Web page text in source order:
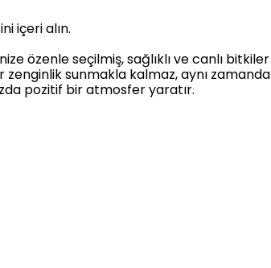
içeri alın.
özenle seçilmiş, sağlıklı ve canlı bitkiler
sunmakla kalmaz, aynı zamanda
pozitif bir atmosfer yaratır.